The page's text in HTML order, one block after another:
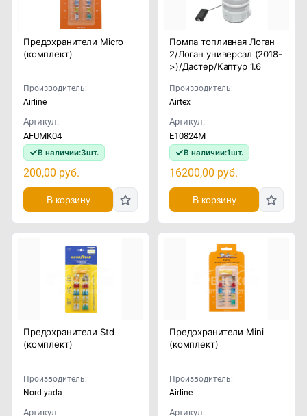
Предохранители Micro
(комплект)
Производитель:
Airline
Артикул:
AFUMK04
В наличии:3шт.
200,00 руб.
В корзину
Помпа топливная Логан
2/Логан универсал (2018-
>)/Дастер/Каптур 1.6
Производитель:
Airtex
Артикул:
E10824M
В наличии:1шт.
16200,00 руб.
В корзину
Предохранители Std
(комплект)
Производитель:
Nord yada
Артикул:
Предохранители Mini
(комплект)
Производитель:
Airline
Артикул: